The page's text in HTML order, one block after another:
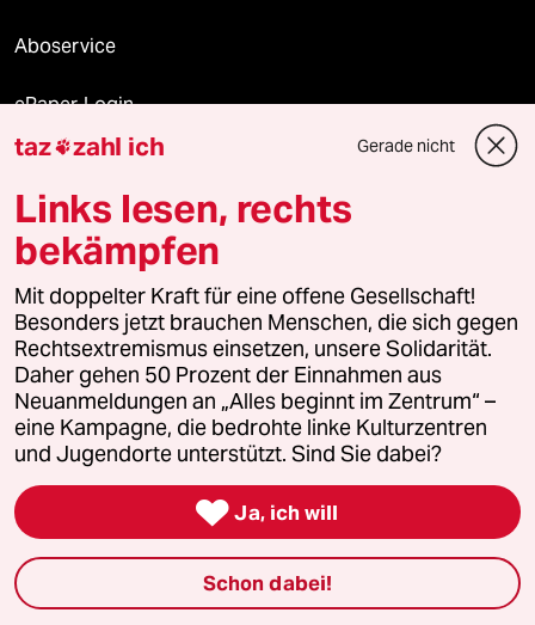
Aboservice
ePaper Login
Downloads für Abonnierende
© 2026 taz Verlags und Vertriebs GmbH
Alle Rechte vorbehalten. Bei rechtlichen Fragen oder für Genehmigungen
wenden Sie sich bitte an
lizenzen@taz.de
Feedback Redaktionsstatut Kommune-Richtlinien
Leitlinie Informant Datenschutz Impressum AGB
Seitenwende Einwilligungen widerrufen (Ads)
taz zahl ich Gerade nicht
Links lesen, rechts
bekämpfen
Mit doppelter Kraft für eine offene Gesellschaft!
Besonders jetzt brauchen Menschen, die sich gegen
Rechtsextremismus einsetzen, unsere Solidarität.
Daher gehen 50 Prozent der Einnahmen aus
Neuanmeldungen an „Alles beginnt im Zentrum“ –
eine Kampagne, die bedrohte linke Kulturzentren
und Jugendorte unterstützt. Sind Sie dabei?
 Ja, ich will
Schon dabei!